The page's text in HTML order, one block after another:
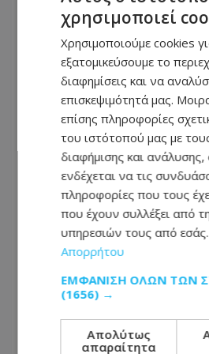
τον ΔΗΣΥ - «Επικοινωνία
ΚΟΙΝΩΝΙΑ
06.08.2026 - 12:47
Συμφωνία Συνεργασίας
και Κέντρου Αριστείας
Διαχείριση του Δικτύου
06.08.2026 - 12:35
Κολυμβητής με καρκίνο στον
σε κλάματα προς τον
Ικετεύω για τη ζωή όλων μας,
αφόρητος
χρησιμοποιεί
Χρησιμοποιούμε cookies
εξατομικεύσουμε το
διαφημίσεις και να
επισκεψιμότητά μας.
επίσης πληροφορίες
του ιστότοπού μας με
διαφήμισης και ανάλυσης,
ενδέχεται να τις
πληροφορίες που τους
που έχουν συλλέξει από
υπηρεσιών τους από εσάς.
Απορρήτου
ΕΜΦΆΝΙΣΗ ΌΛΩΝ ΤΩΝ
(1656) →
Απολύτως
απαραίτητα